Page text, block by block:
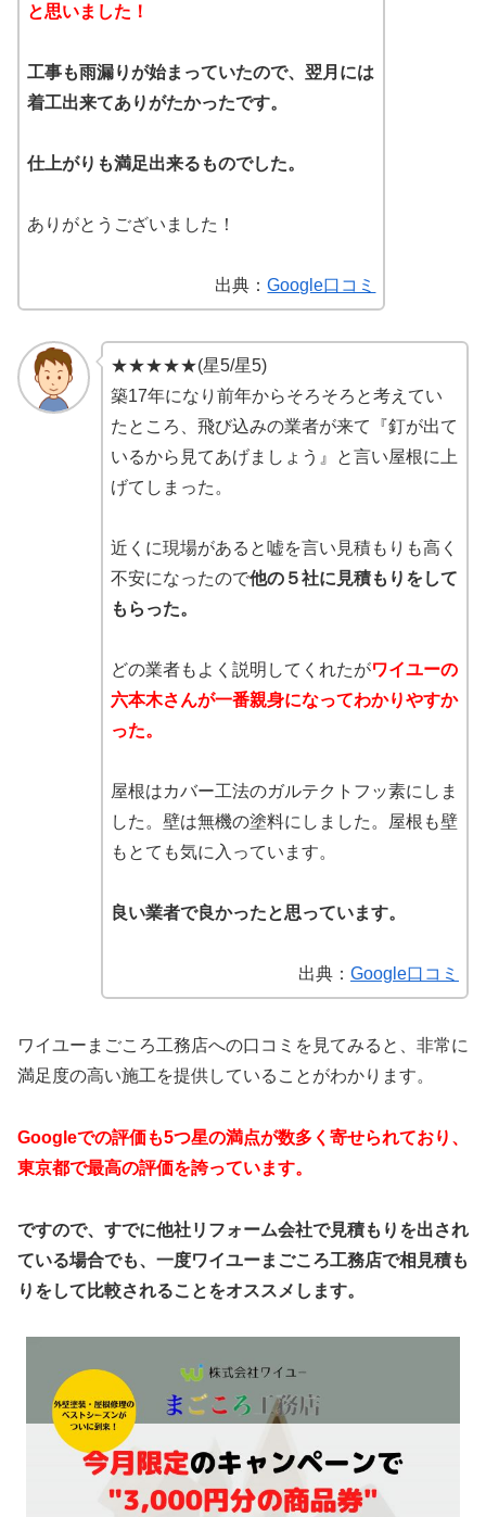
と思いました！
工事も雨漏りが始まっていたので、翌月には
着工出来てありがたかったです。
仕上がりも満足出来るものでした。
ありがとうございました！
出典：Google口コミ
★★★★★(星5/星5)
築17年になり前年からそろそろと考えてい
たところ、飛び込みの業者が来て『釘が出て
いるから見てあげましょう』と言い屋根に上
げてしまった。
近くに現場があると嘘を言い見積もりも高く
不安になったので他の５社に見積もりをして
もらった。
どの業者もよく説明してくれたがワイユーの
六本木さんが一番親身になってわかりやすか
った。
屋根はカバー工法のガルテクトフッ素にしま
した。壁は無機の塗料にしました。屋根も壁
もとても気に入っています。
良い業者で良かったと思っています。
出典： Google口コミ
ワイユーまごころ工務店への口コミを見てみると、非常に
満足度の高い施工を提供していることがわかります。
Googleでの評価も5つ星の満点が数多く寄せられており、
東京都で最高の評価を誇っています。
ですので、すでに他社リフォーム会社で見積もりを出され
ている場合でも、一度ワイユーまごころ工務店で相見積も
りをして比較されることをオススメします。